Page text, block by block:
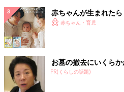
赤ちゃんが生まれたら
赤ちゃん・育児
お墓の撤去にいくら
PR(くらしの話題)